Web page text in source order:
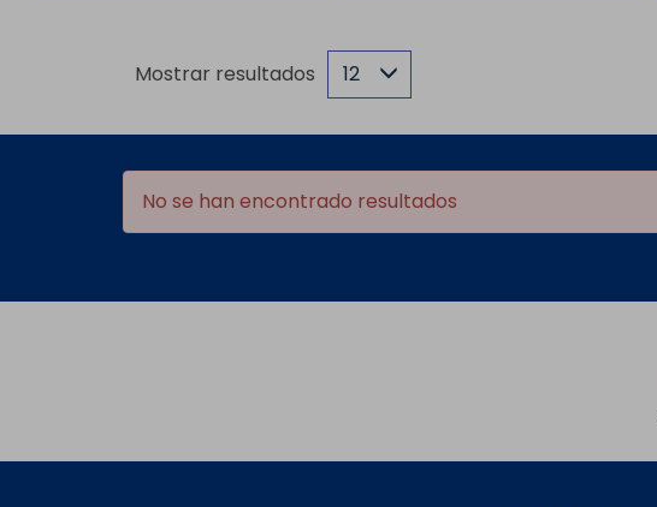
Mostrar resultados 12
No se han encontrado resultados